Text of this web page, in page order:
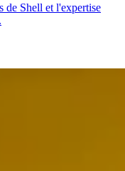
de Shell et l'expertise